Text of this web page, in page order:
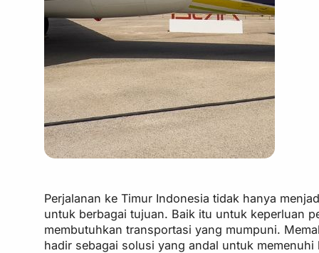
Perjalanan ke Timur Indonesia tidak hanya
untuk berbagai tujuan. Baik itu untuk keperluan
membutuhkan transportasi yang mumpuni.
hadir sebagai solusi yang andal untuk